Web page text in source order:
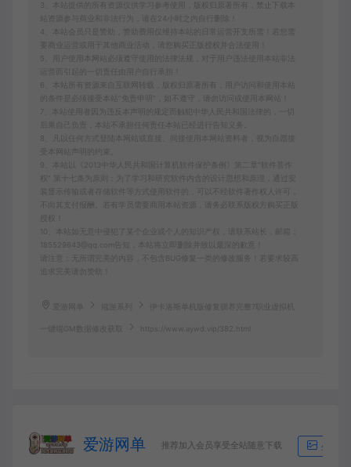
3、本站提供的所有资源仅供学习参考使用，版权归原著所有，禁止下载本
站资源参与商业和非法行为，请在24小时之内自行删除！
4、本站会员只是赞助，赞助费用仅维持本站的日常运营开支所需！若您需
要商业运营或用于其他商业活动，请您购买正版授权并合法使用！
5、用户使用本网站必须遵守使用的法律法规，对于用户违法使用本站非法
6、本站所有资源来自互联网转载，版权归原著所有，用户访问和使用本站
的条件是必须接受本站“免责申明”，如不遵守，请勿访问或使用本网站！
7、本站使用者因为违反本声明的规定而触犯中华人民共和国法律的，一切
后果自己负责，本站不承担任何责任本站已经进行告知义务。
8、凡以任何方式登陆本网站或直接、间接使用本网站资料者，视为自愿接
受本网站声明的约束。
9、本站以《2013中华人民共和国计算机软件保护条例》第二章"软件菩作
权” 第十七条为原则：为了学习和研究软件内含的设计思想和原理，通过安
装显示传输或者存储软件等方式使用软件的，可以不经软件著作权人许可，
不向其支付报酬。若有学员需要商用本站资源，请务必联系版权方购买正版
10、本站如无意中侵犯了某个企业或个人的知识产权，请联系站长，邮箱：
185529643@qq.com告知，本站将立即删除并致以最深的歉意！
请注意：无所谓完美的内容，不包含BUG修复一类的修改服务！若要求较高
追求完美请勿赞助！
爱游网单 端游系列 伊卡洛斯单机版修复驯养完整7职业虚拟机
一键端GM数据修改获取 https://www.aywd.vip/382.html
爱游网单 推荐加入会员享受全站随意下载 生成海